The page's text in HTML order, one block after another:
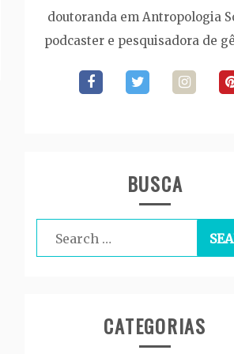
doutoranda em Antropologia
podcaster e pesquisadora de
BUSCA
for:
CATEGORIAS